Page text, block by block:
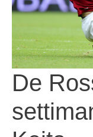
De